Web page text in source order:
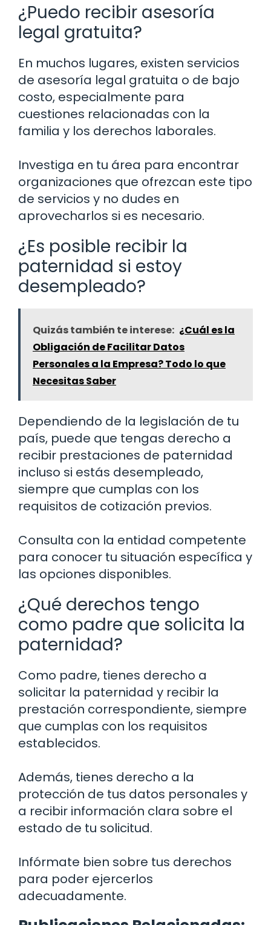
¿Puedo recibir asesoría
legal gratuita?
En muchos lugares, existen servicios
de asesoría legal gratuita o de bajo
costo, especialmente para
cuestiones relacionadas con la
familia y los derechos laborales.
Investiga en tu área para encontrar
organizaciones que ofrezcan este tipo
de servicios y no dudes en
aprovecharlos si es necesario.
¿Es posible recibir la
paternidad si estoy
desempleado?
Quizás también te interese: ¿Cuál es la
Obligación de Facilitar Datos
Personales a la Empresa? Todo lo que
Necesitas Saber
Dependiendo de la legislación de tu
país, puede que tengas derecho a
recibir prestaciones de paternidad
incluso si estás desempleado,
siempre que cumplas con los
requisitos de cotización previos.
Consulta con la entidad competente
para conocer tu situación específica y
las opciones disponibles.
¿Qué derechos tengo
como padre que solicita la
paternidad?
Como padre, tienes derecho a
solicitar la paternidad y recibir la
prestación correspondiente, siempre
que cumplas con los requisitos
establecidos.
Además, tienes derecho a la
protección de tus datos personales y
a recibir información clara sobre el
estado de tu solicitud.
Infórmate bien sobre tus derechos
para poder ejercerlos
adecuadamente.